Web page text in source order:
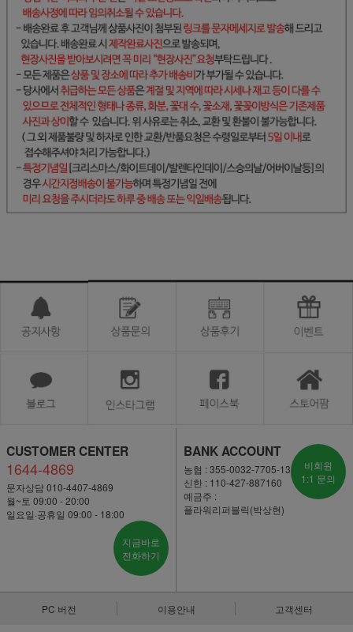
CUSTOMER CENTER
1644-4869
문자상담 010-4407-4869
월~토 09:00 - 20:00
일요일·공휴일 09:00 - 18:00
지금바로
전화하기
BANK ACCOUNT
농협 : 355-0032-7705-13
신한 : 110-427-887160
예금주 :
플라워리퍼블릭(박상현)
비회원
1:1 문의
PC 버전 이용안내 고객센터